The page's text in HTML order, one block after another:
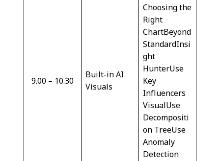
9.00 – 10.30
Built-in AI
Visuals
Choosing the
Right
ChartBeyond
StandardInsi
ght
HunterUse
Key
Influencers
VisualUse
Decompositi
on TreeUse
Anomaly
Detection